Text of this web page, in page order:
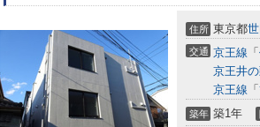
住所 東京都
交通 京王線 「
京王井
京王線 「
築年 築1年